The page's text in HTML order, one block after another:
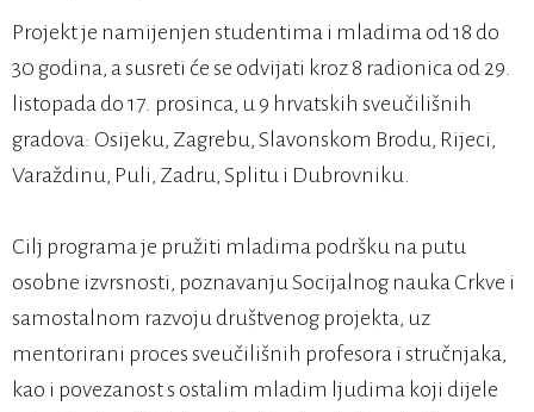
Projekt je namijenjen studentima i mladima od 18 do
30 godina, a susreti će se odvijati kroz 8 radionica od 29.
listopada do 17. prosinca, u 9 hrvatskih sveučilišnih
gradova: Osijeku, Zagrebu, Slavonskom Brodu, Rijeci,
Varaždinu, Puli, Zadru, Splitu i Dubrovniku.
Cilj programa je pružiti mladima podršku na putu
osobne izvrsnosti, poznavanju Socijalnog nauka Crkve i
samostalnom razvoju društvenog projekta, uz
mentorirani proces sveučilišnih profesora i stručnjaka,
kao i povezanost s ostalim mladim ljudima koji dijele